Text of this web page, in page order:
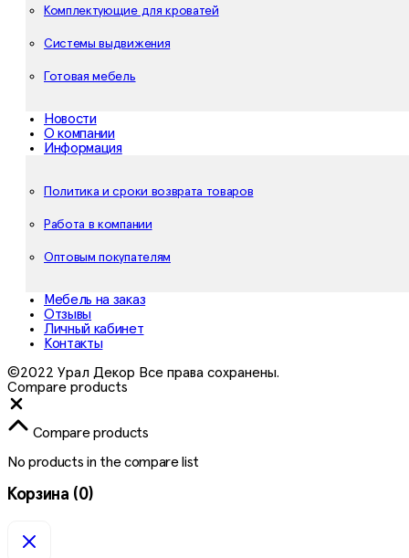
Комплектующие для кроватей
Системы выдвижения
Готовая мебель
Новости
О компании
Информация
Политика и сроки возврата товаров
Работа в компании
Оптовым покупателям
Мебель на заказ
Отзывы
Личный кабинет
Контакты
©2022 Урал Декор Все права сохранены.
Compare products
Compare products
No products in the compare list
Корзина (0)